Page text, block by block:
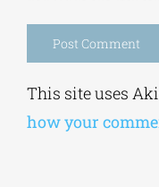
This site uses
how your